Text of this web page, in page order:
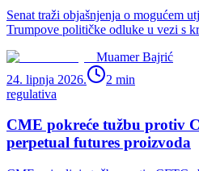
Senat traži objašnjenja o mogućem
Trumpove političke odluke u vezi s
Muamer Bajrić
24. lipnja 2026.
2 min
regulativa
CME pokreće tužbu protiv
perpetual futures proizvoda